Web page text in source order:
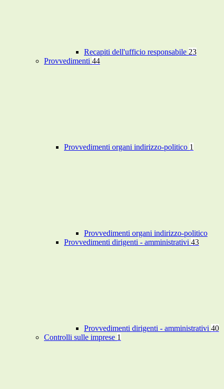
Recapiti dell'ufficio responsabile 23
Provvedimenti 44
Provvedimenti organi indirizzo-politico 1
Provvedimenti organi indirizzo-politico
Provvedimenti dirigenti - amministrativi 43
Provvedimenti dirigenti - amministrativi 40
Controlli sulle imprese 1